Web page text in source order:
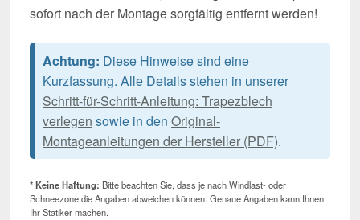
sofort nach der Montage sorgfältig entfernt werden!
Achtung: Diese Hinweise sind eine
Kurzfassung. Alle Details stehen in unserer
Schritt-für-Schritt-Anleitung: Trapezblech
verlegen sowie in den Original-
Montageanleitungen der Hersteller (PDF).
* Keine Haftung: Bitte beachten Sie, dass je nach Windlast- oder
Schneezone die Angaben abweichen können. Genaue Angaben kann Ihnen
Ihr Statiker machen.